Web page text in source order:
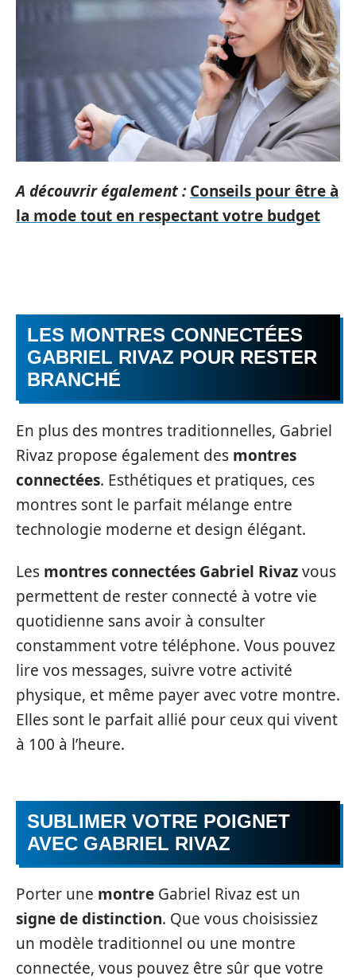
A découvrir également : Conseils pour être à
la mode tout en respectant votre budget
LES MONTRES CONNECTÉES
GABRIEL RIVAZ POUR RESTER
BRANCHÉ
En plus des montres traditionnelles, Gabriel
Rivaz propose également des montres
connectées. Esthétiques et pratiques, ces
montres sont le parfait mélange entre
technologie moderne et design élégant.
Les montres connectées Gabriel Rivazvous
permettent de rester connecté à votre vie
quotidienne sans avoir à consulter
constamment votre téléphone. Vous pouvez
lire vos messages, suivre votre activité
physique, et même payer avec votre montre.
Elles sont le parfait allié pour ceux qui vivent
à 100 à l’heure.
SUBLIMER VOTRE POIGNET
AVEC GABRIEL RIVAZ
Porter une montre Gabriel Rivaz est un
signe de distinction. Que vous choisissiez
un modèle traditionnel ou une montre
connectée, vous pouvez être sûr que votre